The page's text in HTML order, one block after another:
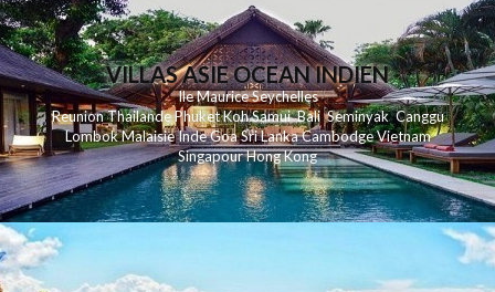
VILLAS ASIE OCEAN INDIEN
Ile MauriceSeychelles
ReunionThailandePhuketKohSamui Bali SeminyakCanggu
LombokMalaisieIndeGoaSri LankaCambodgeVietnam
SingapourHong Kong